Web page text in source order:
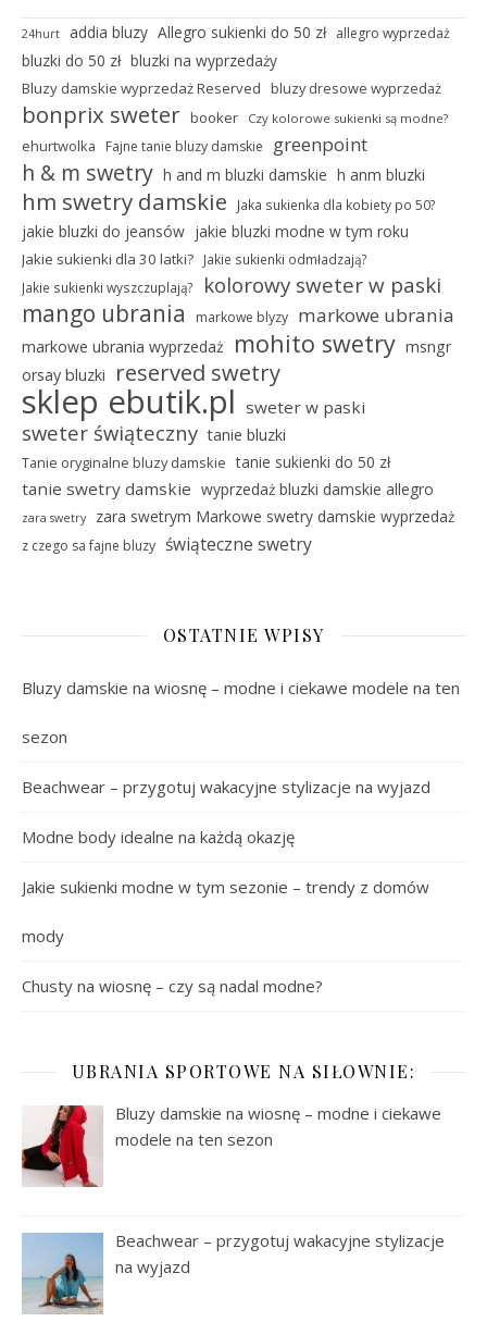
24hurt addia bluzy Allegro sukienki do 50 zł allegro wyprzedaż
bluzki do 50 zł bluzki na wyprzedaży
Bluzy damskie wyprzedaż Reserved bluzy dresowe wyprzedaż
bonprix sweter booker Czy kolorowe sukienki są modne?
ehurtwolka Fajne tanie bluzy damskie greenpoint
h & m swetry h and m bluzki damskie h anm bluzki
hm swetry damskie Jaka sukienka dla kobiety po 50?
jakie bluzki do jeansów jakie bluzki modne w tym roku
Jakie sukienki dla 30 latki?
Jakie sukienki odmładzają?
Jakie sukienki wyszczuplają?
kolorowy sweter w paski
mango ubrania markowe blyzy markowe ubrania
markowe ubrania wyprzedaż mohito swetry msngr
orsay bluzki
reserved swetry
sklep ebutik.pl sweter w paski
sweter świąteczny tanie bluzki
Tanie oryginalne bluzy damskie tanie sukienki do 50 zł
tanie swetry damskie wyprzedaż bluzki damskie allegro
zara swetry zara swetrym Markowe swetry damskie wyprzedaż
z czego sa fajne bluzy świąteczne swetry
OSTATNIE WPISY
Bluzy damskie na wiosnę – modne i ciekawe modele na ten
sezon
Beachwear – przygotuj wakacyjne stylizacje na wyjazd
Modne body idealne na każdą okazję
Jakie sukienki modne w tym sezonie – trendy z domów
mody
Chusty na wiosnę – czy są nadal modne?
UBRANIA SPORTOWE NA SIŁOWNIE:
Bluzy damskie na wiosnę – modne i ciekawe
modele na ten sezon
Beachwear – przygotuj wakacyjne stylizacje
na wyjazd